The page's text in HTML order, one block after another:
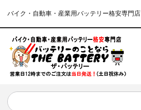
バイク・自動車・産業用バッテリー格安専門店